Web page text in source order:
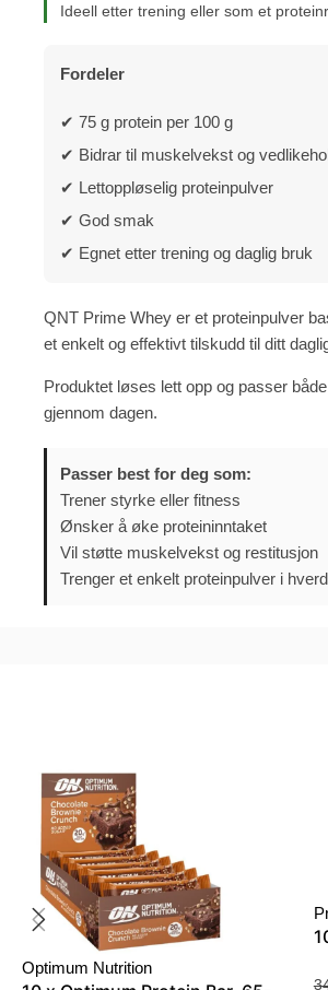
Ideell etter trening eller som et
Fordeler
✔ 75 g protein per 100 g
✔ Bidrar til muskelvekst og
✔ Lettoppløselig proteinpulver
✔ God smak
✔ Egnet etter trening og daglig bruk
QNT Prime Whey er et proteinpulver
et enkelt og effektivt tilskudd til ditt
Produktet løses lett opp og passer
gjennom dagen.
Passer best for deg som:
Trener styrke eller fitness
Ønsker å øke proteininntaket
Vil støtte muskelvekst og restitusjon
Trenger et enkelt proteinpulver i
Optimum Nutrition